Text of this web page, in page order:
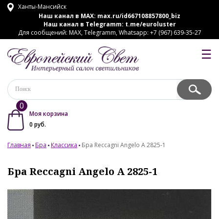
Ханты-Мансийск
Наш канал в MAX: max.ru/id667108857800_biz
Наш канал в Telegramm: t.me/euroluster
Для сообщений: MAX, Telegramm, Whatsapp: +7 (967) 639-35-27
☰
0
Моя корзина
0 руб.
Главная Бра Классика Бра Reccagni Angelo A 2825-1
Бра Reccagni Angelo A 2825-1